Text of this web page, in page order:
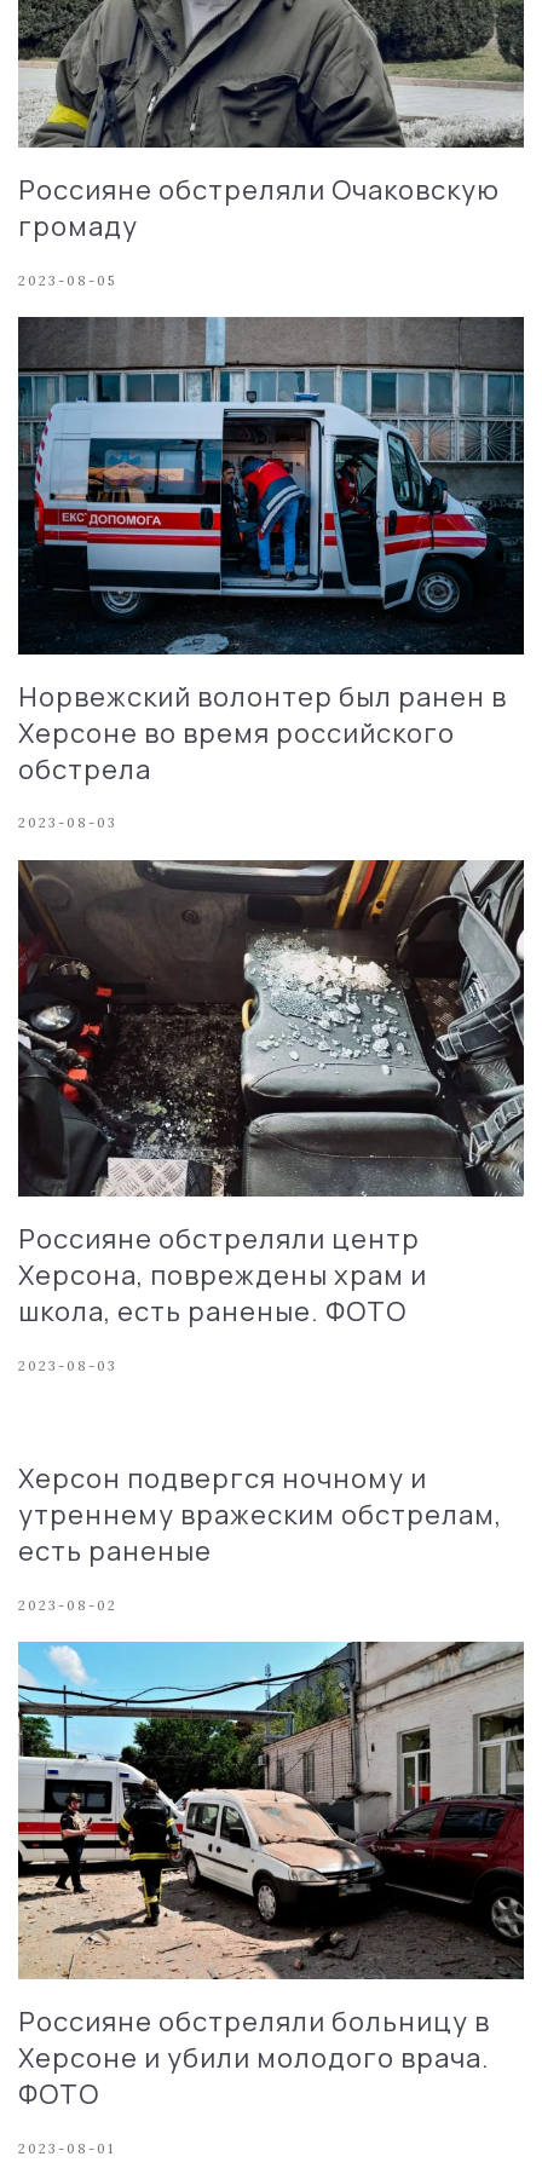
Россияне обстреляли Очаковскую
громаду
2023-08-05
Норвежский волонтер был ранен в
Херсоне во время российского
обстрела
2023-08-03
Россияне обстреляли центр
Херсона, повреждены храм и
школа, есть раненые. ФОТО
2023-08-03
Херсон подвергся ночному и
утреннему вражеским обстрелам,
есть раненые
2023-08-02
Россияне обстреляли больницу в
Херсоне и убили молодого врача.
ФОТО
2023-08-01